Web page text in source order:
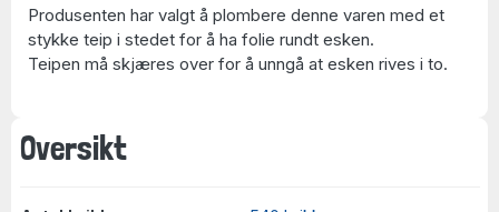
Oversikt
Produsenten har valgt å plombere denne varen med et
stykke teip i stedet for å ha folie rundt esken.
Teipen må skjæres over for å unngå at esken rives i to.